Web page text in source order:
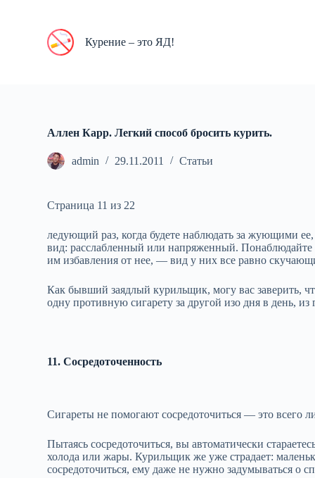
Курение – это ЯД!
Аллен Карр. Легкий способ бросить курить.
admin 29.11.2011 Статьи
Страница 11 из 22
ледующий раз, когда будете наблюдать за жующими
вид: расслабленный или напряженный. Понаблюдайте
им избавления от нее, — вид у них все равно
Как бывший заядлый курильщик, могу вас заверить,
одну противную сигарету за другой изо дня в день, из
11. Сосредоточенность
Сигареты не помогают сосредоточиться — это всего
Пытаясь сосредоточиться, вы автоматически
холода или жары. Курильщик же уже страдает:
сосредоточиться, ему даже не нужно задумываться о